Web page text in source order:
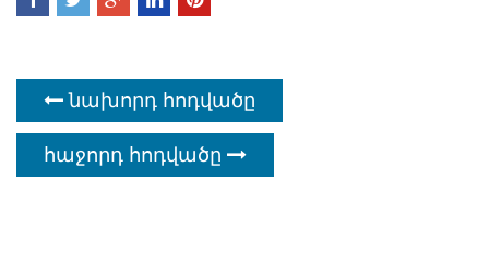
նախորդ հոդվածը
հաջորդ հոդվածը